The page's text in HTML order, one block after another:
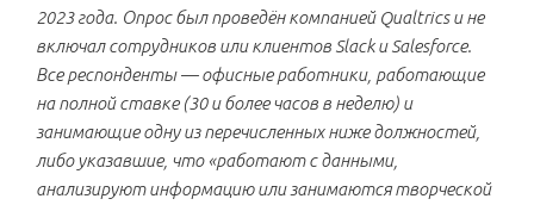
2023 года. Опрос был проведён компанией Qualtrics и не
включал сотрудников или клиентов Slack и Salesforce.
Все респонденты — офисные работники, работающие
на полной ставке (30 и более часов в неделю) и
занимающие одну из перечисленных ниже должностей,
либо указавшие, что «работают с данными,
анализируют информацию или занимаются творческой